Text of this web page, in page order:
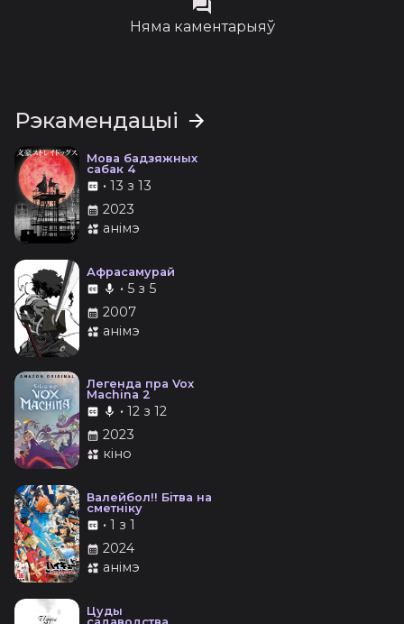
Няма каментарыяў
Рэкамендацыі
Мова бадзяжных
сабак 4
• 13 з 13
2023
анімэ
Афрасамурай
• 5 з 5
2007
анімэ
Легенда пра Vox
Machina 2
• 12 з 12
2023
кіно
Валейбол!! Бітва на
сметніку
• 1 з 1
2024
анімэ
Цуды